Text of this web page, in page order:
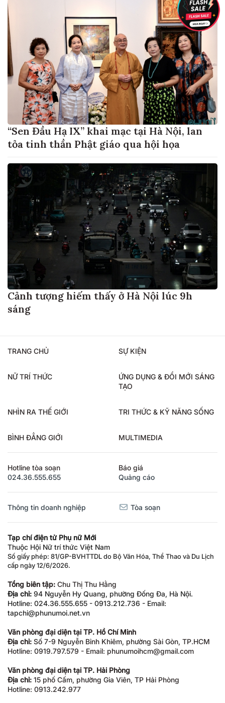
“Sen Đầu Hạ IX” khai mạc tại Hà Nội, lan
tỏa tinh thần Phật giáo qua hội họa
Cảnh tượng hiếm thấy ở Hà Nội lúc 9h
sáng
TRANG CHỦ SỰ KIỆN
NỮ TRÍ THỨC
ỨNG DỤNG & ĐỔI MỚI SÁNG
TẠO
NHÌN RA THẾ GIỚI TRI THỨC & KỸ NĂNG SỐNG
BÌNH ĐẲNG GIỚI MULTIMEDIA
Hotline tòa soạn
024.36.555.655
Báo giá
Quảng cáo
Thông tin doanh nghiệp Tòa soạn
Tạp chí điện tử Phụ nữ Mới
Thuộc Hội Nữ trí thức Việt Nam
Số giấy phép: 81/GP-BVHTTDL do Bộ Văn Hóa, Thể Thao và Du Lịch
cấp ngày 12/6/2026.
Tổng biên tập: Chu Thị Thu Hằng
Địa chỉ: 94 Nguyễn Hy Quang, phường Đống Đa, Hà Nội.
Hotline: 024.36.555.655 - 0913.212.736 - Email:
tapchi@phunumoi.net.vn
Văn phòng đại diện tại TP. Hồ Chí Minh
Địa chỉ: Số 7-9 Nguyễn Bỉnh Khiêm, phường Sài Gòn, TP.HCM
Hotline: 0919.797.579 - Email: phunumoihcm@gmail.com
Văn phòng đại diện tại TP. Hải Phòng
Địa chỉ: 15 phố Cấm, phường Gia Viên, TP Hải Phòng
Hotline: 0913.242.977